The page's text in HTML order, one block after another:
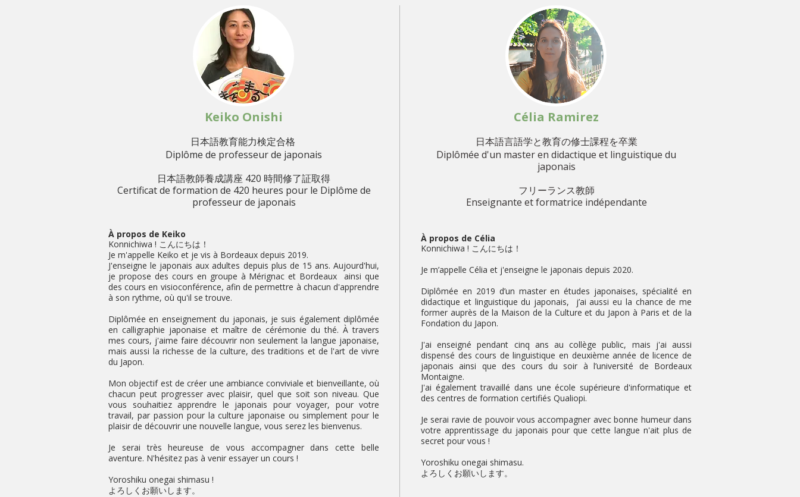
Keiko Onishi
​日本語教育能力検定合格
Diplôme de professeur de japonais
日本語教師養成講座 420 時間修了証取得
Certificat de formation de 420 heures pour le Diplôme de
professeur de japonais
À propos de Keiko
Konnichiwa ! こんにちは！
Je m'appelle Keiko et je vis à Bordeaux depuis 2019.
J'enseigne le japonais aux adultes depuis plus de 15 ans. Aujourd'hui,
je propose des cours en groupe à Mérignac et Bordeaux ainsi que
des cours en visioconférence, afin de permettre à chacun d'apprendre
à son rythme, où qu'il se trouve.
Diplômée en enseignement du japonais, je suis également diplômée
en calligraphie japonaise et maître de cérémonie du thé. À travers
mes cours, j'aime faire découvrir non seulement la langue japonaise,
mais aussi la richesse de la culture, des traditions et de l'art de vivre
du Japon.
Mon objectif est de créer une ambiance conviviale et bienveillante, où
chacun peut progresser avec plaisir, quel que soit son niveau. Que
vous souhaitiez apprendre le japonais pour voyager, pour votre
travail, par passion pour la culture japonaise ou simplement pour le
plaisir de découvrir une nouvelle langue, vous serez les bienvenus.
Je serai très heureuse de vous accompagner dans cette belle
aventure. N'hésitez pas à venir essayer un cours !
Yoroshiku onegai shimasu !
よろしくお願いします。
Célia Ramirez
日本語言語学と教育の修士課程を卒業
Diplômée d'un master en didactique et linguistique du
japonais
フリーランス教師
Enseignante et formatrice indépendante​
À propos de Célia
Konnichiwa ! こんにちは！
Je m’appelle Célia et j'enseigne le japonais depuis 2020.
Diplômée en 2019 d’un master en études japonaises, spécialité en
didactique et linguistique du japonais, j’ai aussi eu la chance de me
former auprès de la Maison de la Culture et du Japon à Paris et de la
Fondation du Japon.
J'ai enseigné pendant cinq ans au collège public, mais j'ai aussi
dispensé des cours de linguistique en deuxième année de licence de
japonais ainsi que des cours du soir à l’université de Bordeaux
Montaigne.
J'ai également travaillé dans une école supérieure d'informatique et
des centres de formation certifiés Qualiopi.
Je serai ravie de pouvoir vous accompagner avec bonne humeur dans
votre apprentissage du japonais pour que cette langue n'ait plus de
secret pour vous !
Yoroshiku onegai shimasu.
よろしくお願いします。